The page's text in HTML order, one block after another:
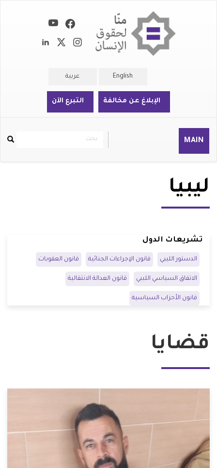
English عربية
الإبلاغ عن مخالفة التبرع الآن
MAIN
Rechercher
بحث
ليبيا
تشريعات الدول
الدستور الليبي قانون الإجراءات الجنائية قانون العقوبات
الاتفاق السياسي الليبي قانون العدالة الانتقالية
قانون الأحزاب السياسية
قضايا